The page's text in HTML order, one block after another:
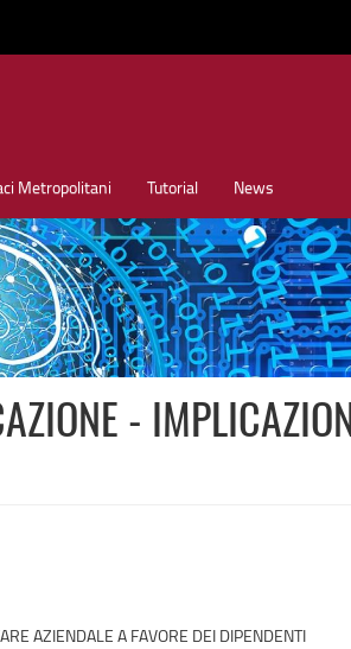
Metropolitani Tutorial News
- IMPLICAZIONI
AZIENDALE A FAVORE DEI DIPENDENTI